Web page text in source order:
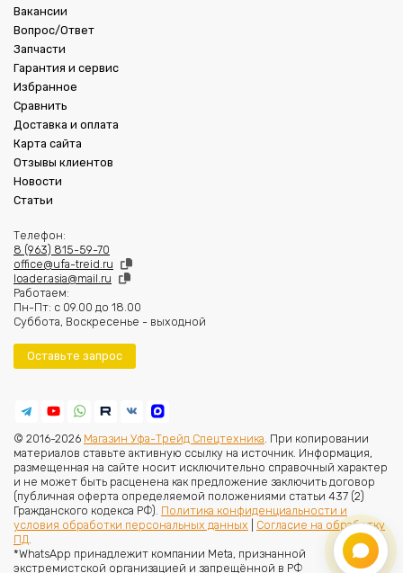
Вакансии
Вопрос/Ответ
Запчасти
Гарантия и сервис
Избранное
Сравнить
Доставка и оплата
Карта сайта
Отзывы клиентов
Новости
Статьи
Телефон:
8 (963) 815-59-70
office@ufa-treid.ru
loader.asia@mail.ru
Работаем:
Пн-Пт: с 09.00 до 18.00
Суббота, Воскресенье - выходной
Оставьте запрос
© 2016-2026 Магазин Уфа-Трейд Спецтехника. При копировании
материалов ставьте активную ссылку на источник. Информация,
размещенная на сайте носит исключительно справочный характер
и не может быть расценена как предложение заключить договор
(публичная оферта определяемой положениями статьи 437 (2)
Гражданского кодекса РФ). Политика конфиденциальности и
условия обработки персональных данных
Согласие на обработку
ПД.
*WhatsApp принадлежит компании Meta, признанной
экстремистской организацией и запрещённой в РФ